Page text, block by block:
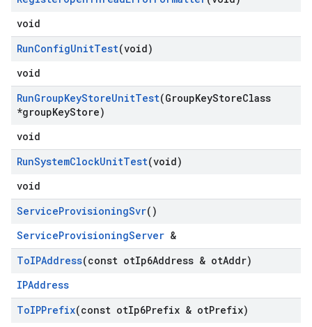
void
RunConfigUnitTest(void)
void
RunGroupKeyStoreUnitTest(GroupKeyStoreClass
*groupKeyStore)
void
RunSystemClockUnitTest(void)
void
ServiceProvisioningSvr()
ServiceProvisioningServer &
ToIPAddress(const otIp6Address & otAddr)
IPAddress
ToIPPrefix(const otIp6Prefix & otPrefix)